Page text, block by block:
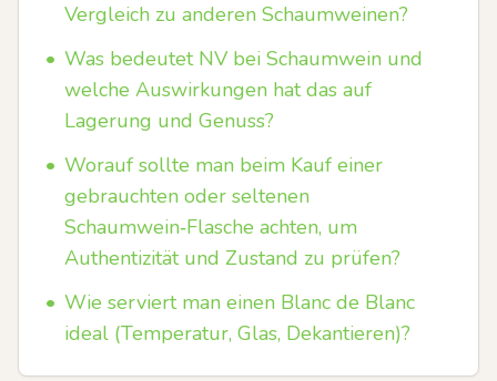
Vergleich zu anderen Schaumweinen?
• Was bedeutet NV bei Schaumwein und
welche Auswirkungen hat das auf
Lagerung und Genuss?
• Worauf sollte man beim Kauf einer
gebrauchten oder seltenen
Schaumwein‑Flasche achten, um
Authentizität und Zustand zu prüfen?
• Wie serviert man einen Blanc de Blanc
ideal (Temperatur, Glas, Dekantieren)?